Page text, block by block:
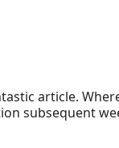
article.
subsequent